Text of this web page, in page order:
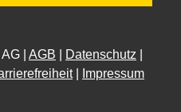
| AGB Datenschutz
| Impressum